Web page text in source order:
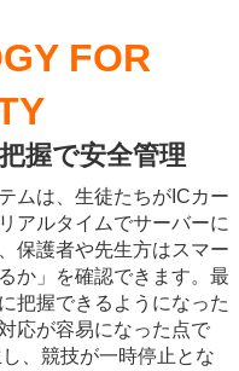
FOR
握で安全管理
ムは、生徒たちがICカー
アルタイムでサーバーに
保護者や先生方はスマー
か」を確認できます。最
把握できるようになった
応が容易になった点で
、競技が一時停止とな